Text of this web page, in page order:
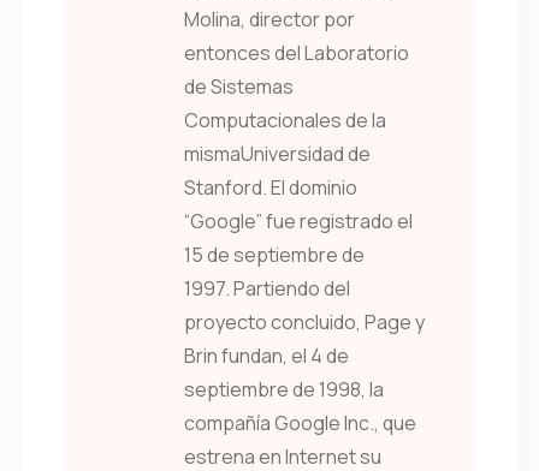
Molina, director por
entonces del Laboratorio
de Sistemas
Computacionales de la
mismaUniversidad de
Stanford. El dominio
“Google” fue registrado el
15 de septiembre de
1997. Partiendo del
proyecto concluido, Page y
Brin fundan, el 4 de
septiembre de 1998, la
compañía Google Inc., que
estrena en Internet su